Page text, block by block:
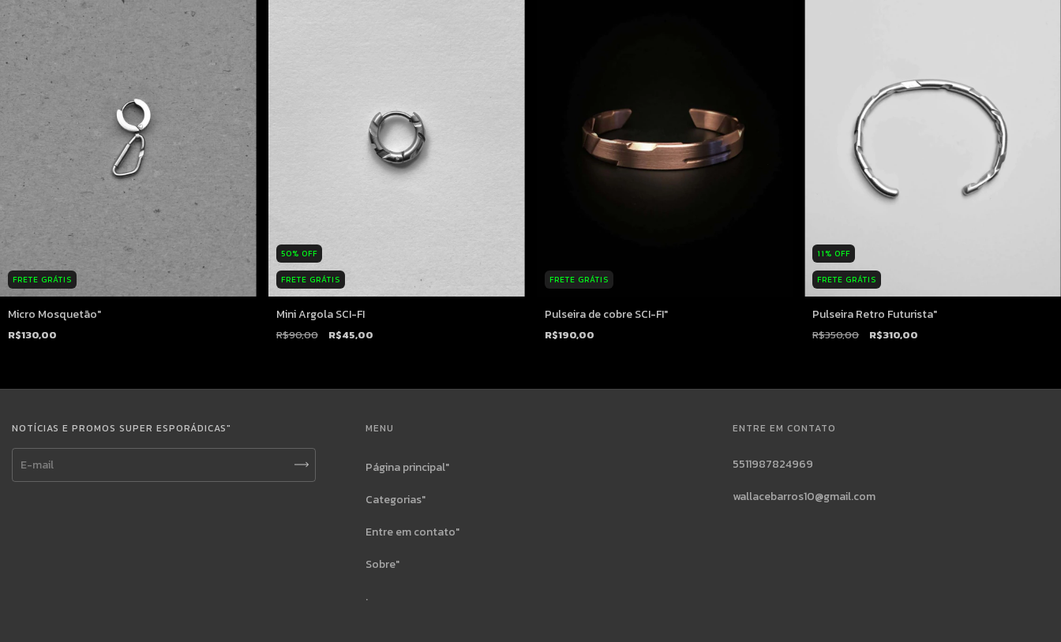
FRETE GRÁTIS
Micro Mosquetão"
R$130,00
50% OFF
FRETE GRÁTIS
Mini Argola SCI-FI
R$90,00 R$45,00
FRETE GRÁTIS
Pulseira de cobre SCI-FI"
R$190,00
11 %OFF
FRETE GRÁTIS
Pulseira Retro Futurista"
R$350,00 R$310,00
NOTÍCIAS E PROMOS SUPER ESPORÁDICAS" MENU
Página principal"
Categorias"
Entre em contato"
Sobre"
.
ENTRE EM CONTATO
5511987824969
wallacebarros10@gmail.com